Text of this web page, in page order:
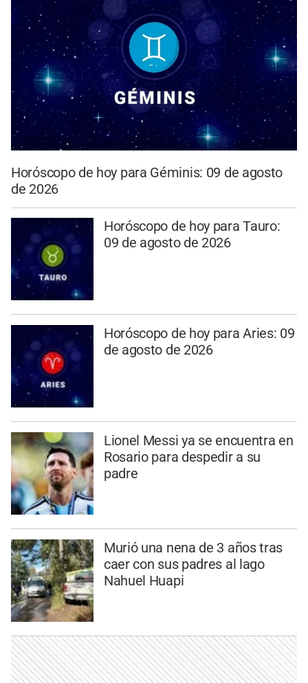
Horóscopo de hoy para Géminis: 09 de agosto
de 2026
Horóscopo de hoy para Tauro:
09 de agosto de 2026
Horóscopo de hoy para Aries: 09
de agosto de 2026
Lionel Messi ya se encuentra en
Rosario para despedir a su
padre
Murió una nena de 3 años tras
caer con sus padres al lago
Nahuel Huapi